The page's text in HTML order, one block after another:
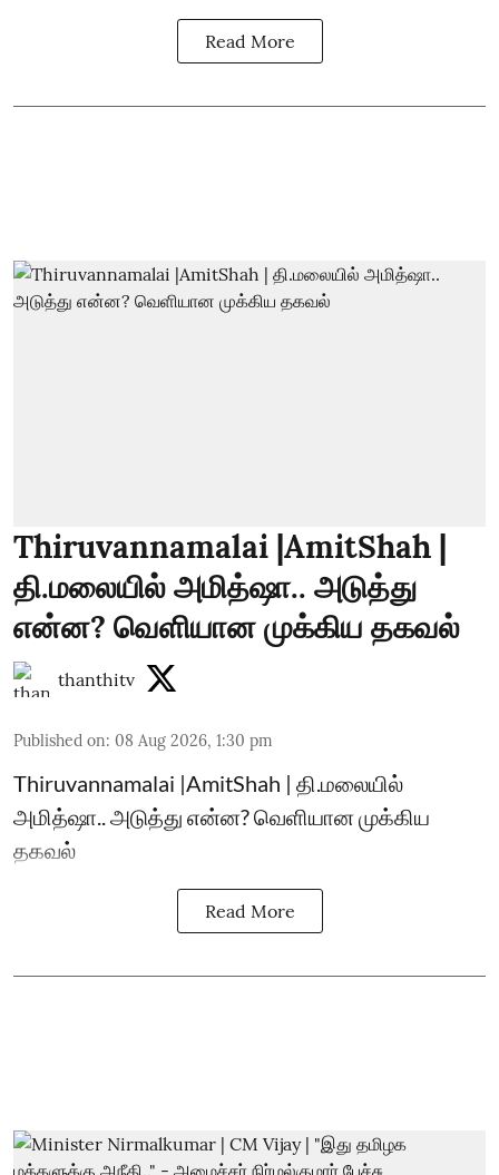
Read More
Thiruvannamalai |AmitShah |
தி.மலையில் அமித்ஷா.. அடுத்து
என்ன? வெளியான முக்கிய தகவல்
thanthitv
Published on: 08 Aug 2026, 1:30 pm
Thiruvannamalai |AmitShah | தி.மலையில்
அமித்ஷா.. அடுத்து என்ன? வெளியான முக்கிய
தகவல்
Read More